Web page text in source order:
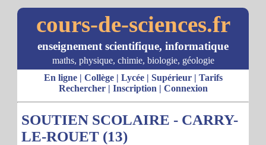
cours-de-sciences.fr
enseignement scientifique, informatique
maths, physique, chimie, biologie, géologie
En ligne| Collège| Lycée| Supérieur| Tarifs
Rechercher| Inscription | Connexion
SOUTIEN SCOLAIRE - CARRY-
LE-ROUET (13)